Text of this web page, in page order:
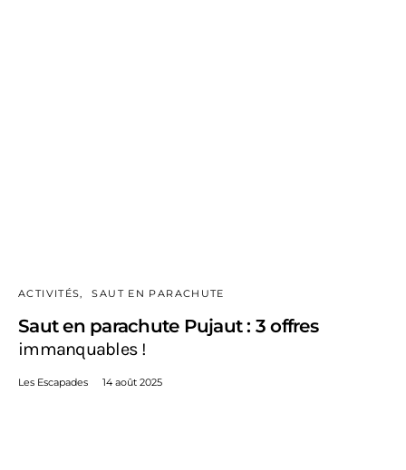
ACTIVITÉS SAUT EN PARACHUTE
Saut en parachute Pujaut : 3 offres
immanquables !
Les Escapades 14 août 2025